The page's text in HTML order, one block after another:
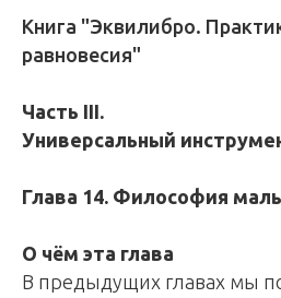
Книга "Эквилибро.
равновесия"
Часть III.
Универсальный
Глава 14. Философия
О чём эта глава
В предыдущих главах мы